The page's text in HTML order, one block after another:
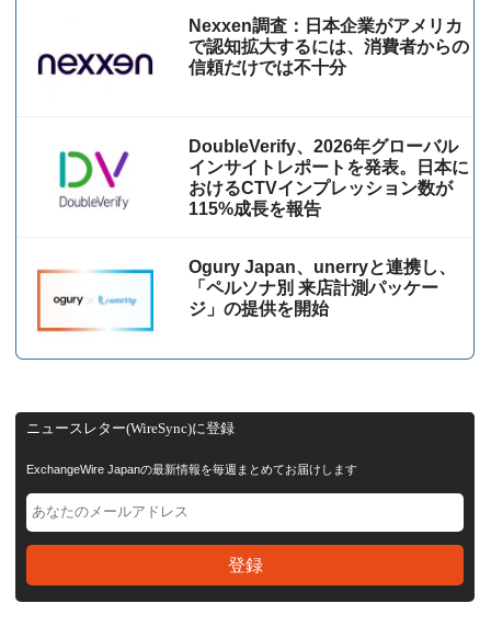
Nexxen調査：日本企業がアメリカ
で認知拡大するには、消費者からの
信頼だけでは不十分
DoubleVerify、2026年グローバル
インサイトレポートを発表。日本に
おけるCTVインプレッション数が
115%成⻑を報告
Ogury Japan、unerryと連携し、
「ペルソナ別 来店計測パッケー
ジ」の提供を開始
ニュースレター(WireSync)に登録
ExchangeWire Japanの最新情報を毎週まとめてお届けします